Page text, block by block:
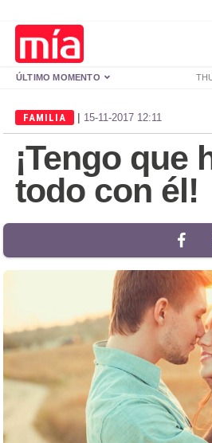
ÚLTIMO MOMENTO
FAMILIA | 15-11-2017 12:11
¡Tengo que
todo con él!